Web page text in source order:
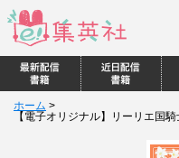
ホーム >
【電子オリジナル】リーリエ